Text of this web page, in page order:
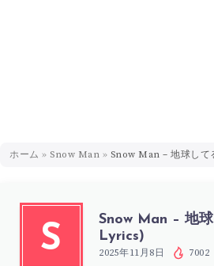
ホーム » Snow Man »
S
Snow Man – 地
Lyrics)
2025年11月8日 7002